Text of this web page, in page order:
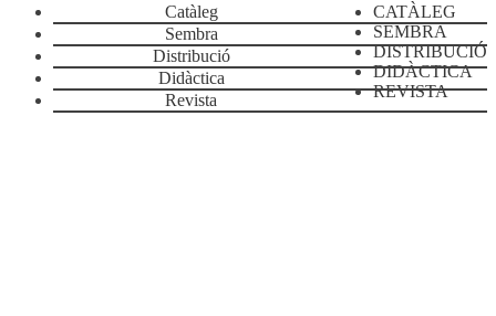
CATÀLEG
SEMBRA
DISTRIBUCIÓ
DIDÀCTICA
REVISTA
Catàleg
Sembra
Distribució
Didàctica
Revista